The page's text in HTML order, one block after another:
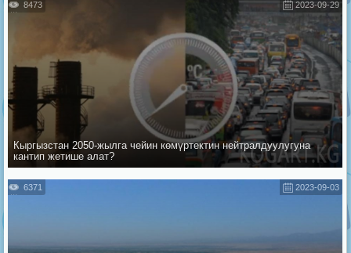
2023-09-29
8473
Кыргызстан 2050-жылга чейин көмүртектин нейтралдуулугуна
кантип жетише алат?
2023-09-03
6371